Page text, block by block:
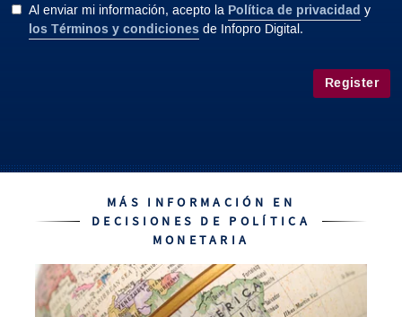
Al enviar mi información, acepto la Política de privacidad y
los Términos y condiciones de Infopro Digital.
Register
MÁS INFORMACIÓN EN
DECISIONES DE POLÍTICA
MONETARIA